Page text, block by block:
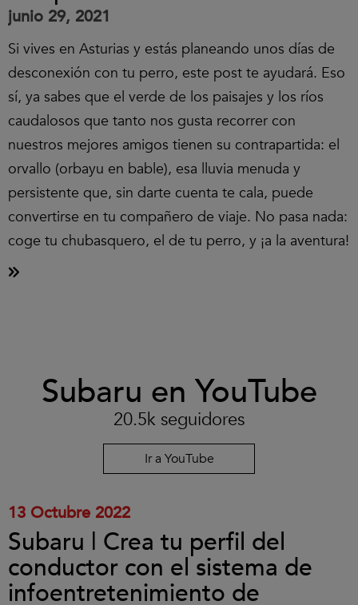
junio 29, 2021
Si vives en Asturias y estás planeando unos días de
desconexión con tu perro, este post te ayudará. Eso
sí, ya sabes que el verde de los paisajes y los ríos
caudalosos que tanto nos gusta recorrer con
nuestros mejores amigos tienen su contrapartida: el
orvallo (orbayu en bable), esa lluvia menuda y
persistente que, sin darte cuenta te cala, puede
convertirse en tu compañero de viaje. No pasa nada:
coge tu chubasquero, el de tu perro, y ¡a la aventura!
Subaru en YouTube
20.5k seguidores
Ir a YouTube
aceptar
13 Octubre 2022
Subaru | Crea tu perfil del
conductor con el sistema de
infoentretenimiento de